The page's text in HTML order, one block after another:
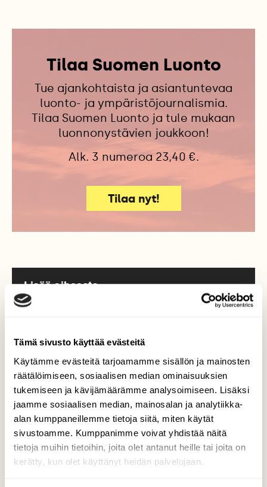
Tämä sivusto käyttää evästeitä
Käytämme evästeitä tarjoamamme sisällön ja mainosten
räätälöimiseen, sosiaalisen median ominaisuuksien
tukemiseen ja kävijämäärämme analysoimiseen. Lisäksi
jaamme sosiaalisen median, mainosalan ja analytiikka-
alan kumppaneillemme tietoja siitä, miten käytät
sivustoamme. Kumppanimme voivat yhdistää näitä
tietoja muihin tietoihin, joita olet antanut heille tai joita on
kerätty, kun olet käyttänyt heidän palvelujaan.
Tilaa Suomen Luonto
Tue ajankohtaista ja asiantuntevaa
luonto- ja ympäristöjournalismia.
Tilaa Suomen Luonto ja tule mukaan
luonnonystävien joukkoon!
Alk. 3 numeroa 23,40 €.
Tilaa nyt!
Lisää aiheesta